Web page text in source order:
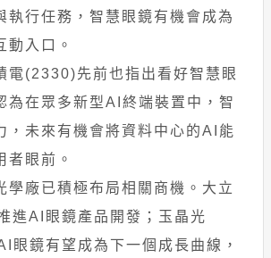
執行任務，智慧眼鏡有機會成為
動入口。
電(2330)先前也指出看好智慧眼
為在眾多新型AI終端裝置中，智
，未來有機會將資料中心的AI能
者眼前。
學廠已積極布局相關商機。大立
進AI眼鏡產品開發；玉晶光
眼鏡有望成為下一個成長曲線，